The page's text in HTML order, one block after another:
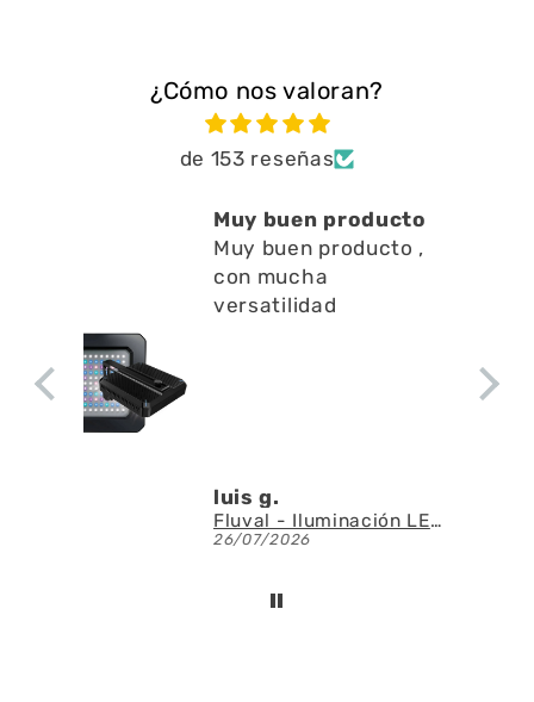
¿Cómo nos valoran?
de 153 reseñas
Muy buen producto
Muy buen producto ,
con mucha
versatilidad
luis g.
Fluval - Iluminación LED Nano Reef 4.0 de 25W
26/07/2026